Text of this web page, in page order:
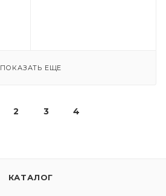
ПОКАЗАТЬ ЕЩЕ
2 3 4
КАТАЛОГ